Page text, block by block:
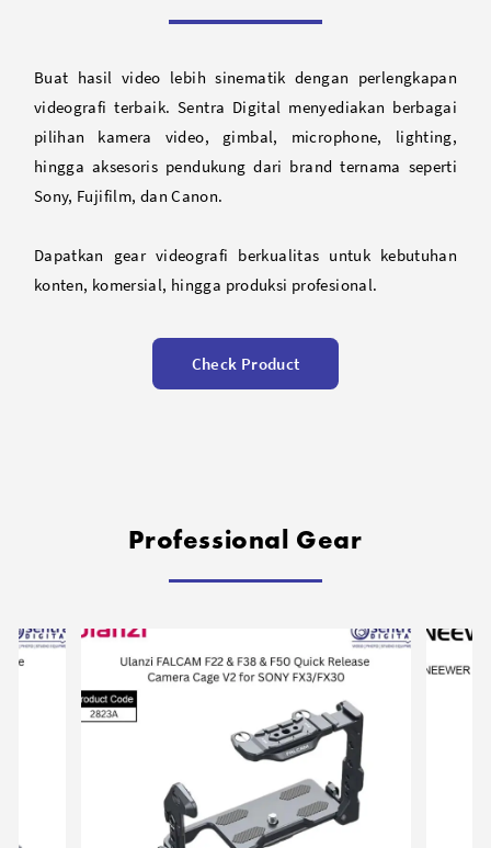
Buat hasil video lebih sinematik dengan perlengkapan
videografi terbaik. Sentra Digital menyediakan berbagai
pilihan kamera video, gimbal, microphone, lighting,
hingga aksesoris pendukung dari brand ternama seperti
Sony, Fujifilm, dan Canon.
Dapatkan gear videografi berkualitas untuk kebutuhan
konten, komersial, hingga produksi profesional.
Check Product
Professional Gear